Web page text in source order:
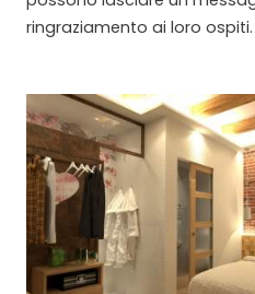
ringraziamento ai loro ospiti.